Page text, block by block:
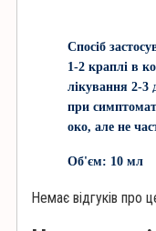
Спосіб
1-2 краплі в
лікування 2-3
при
око, але не
Об'єм: 10 мл
Немає відгуків про